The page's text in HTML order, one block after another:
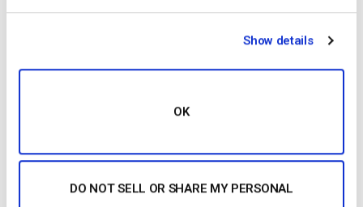
Show details
OK
DO NOT SELL OR SHARE MY PERSONAL
grabación de la señal del programa. También admiten la
determinada o de otras fuentes.
Herramientas de estudio